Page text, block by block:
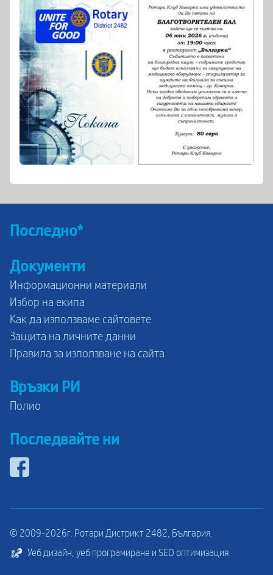
Последно*
Документи
Информационни материали
Избор на екипа
Как да използваме сайтовете
Защита на личните данни
Правила за използване на сайта
Връзки РИ
Полио
Последвайте ни
© 2009-2026г. Ротари Дистрикт 2482, България.
Уеб дизайн, уеб програмиране и SEO оптимизация